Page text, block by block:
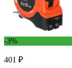
-3%
401 ₽